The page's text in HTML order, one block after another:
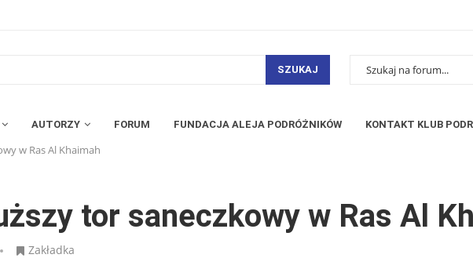
SZUKAJ
AUTORZY FORUM FUNDACJA ALEJA PODRÓŻNIKÓW KONTAKT KLUB
w Ras Al Khaimah
tor saneczkowy w Ras Al
Zakładka